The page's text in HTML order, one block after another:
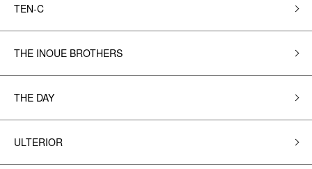
TEN-C
THE INOUE BROTHERS
THE DAY
ULTERIOR